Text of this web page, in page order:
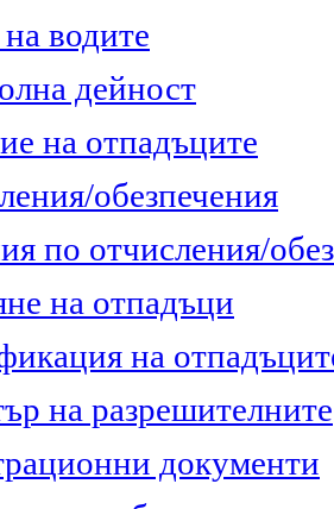
водите
дейност
на отпадъците
обезпечения
по отчисления/
на отпадъци
на
на разрешителните
документи